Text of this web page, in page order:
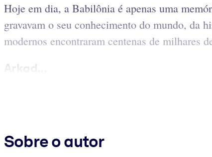
Hoje em dia, a Babilônia é apenas uma
gravavam o seu conhecimento do mundo, da
modernos encontraram centenas de milhares
Arkad...
Sobre o autor